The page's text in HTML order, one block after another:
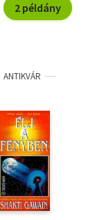
2 példány
ANTIKVÁR